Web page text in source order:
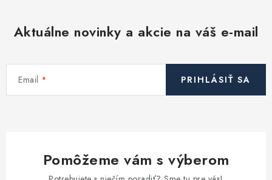
Aktuálne novinky a akcie na váš e-mail
Email PRIHLÁSIŤ SA
Pomôžeme vám s výberom